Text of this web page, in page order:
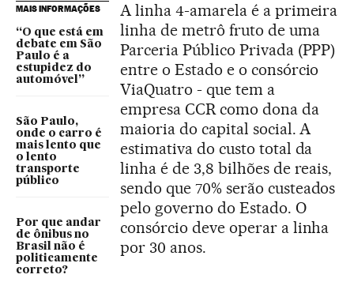
MAIS INFORMAÇÕES
“O que está em
debate em São
Paulo é a
estupidez do
automóvel”
São Paulo,
onde o carro é
mais lento que
o lento
transporte
público
Por que andar
de ônibus no
Brasil não é
politicamente
correto?
A linha 4-amarela é a primeira
linha de metrô fruto de uma
Parceria Público Privada (PPP)
entre o Estado e o consórcio
ViaQuatro - que tem a
empresa CCR como dona da
maioria do capital social. A
estimativa do custo total da
linha é de 3,8 bilhões de reais,
sendo que 70% serão custeados
pelo governo do Estado. O
consórcio deve operar a linha
por 30 anos.